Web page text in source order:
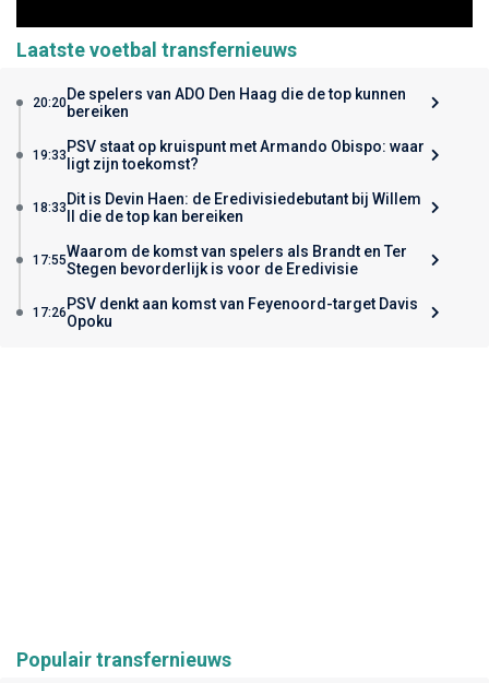
Laatste voetbal transfernieuws
20:20De spelers van ADO Den Haag die de top kunnen
bereiken
19:33 PSV staat op kruispunt met Armando Obispo: waar
ligt zijn toekomst?
18:33 Dit is Devin Haen: de Eredivisiedebutant bij Willem
II die de top kan bereiken
17:55Waarom de komst van spelers als Brandt en Ter
Stegen bevorderlijk is voor de Eredivisie
17:26 PSV denkt aan komst van Feyenoord-target Davis
Opoku
Populair transfernieuws